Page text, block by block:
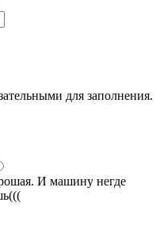
для заполнения.
И машину негде